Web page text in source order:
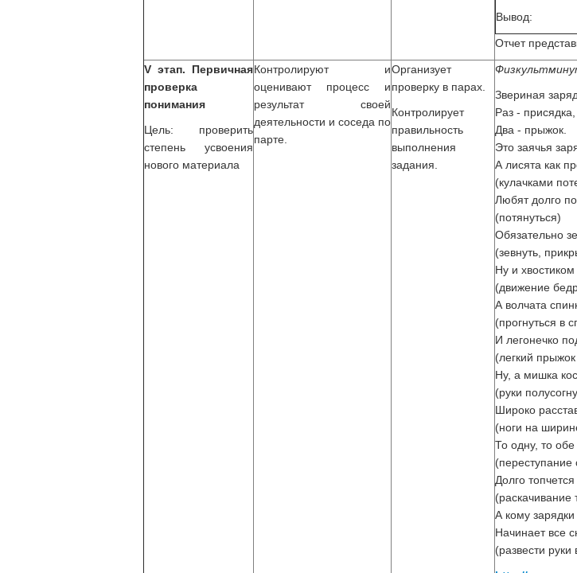
Вывод:
Отчет
V этап. Первичная
проверка
понимания
Цель: проверить
степень усвоения
нового материала
Контролируют и
оценивают процесс и
результат своей
деятельности и соседа по
парте.
Организует
проверку в парах.
Контролирует
правильность
выполнения
задания.
Звериная
Раз - присядка,
Два - прыжок.
Это заячья
А лисята как
(кулачками
Любят долго
(потянуться)
Обязательно
(зевнуть,
Ну и хвостиком
(движение
А волчата
(прогнуться в
И легонечко
(легкий
Ну, а мишка
(руки
Широко
(ноги на
То одну, то
(переступание
Долго
(раскачивание
А кому
Начинает все
(развести